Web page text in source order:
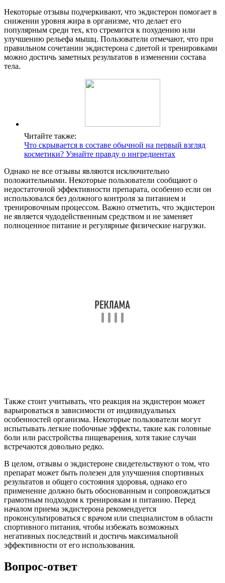
Некоторые отзывы подчеркивают, что экдистерон помогает в
снижении уровня жира в организме, что делает его
популярным среди тех, кто стремится к похудению или
улучшению рельефа мышц. Пользователи отмечают, что при
правильном сочетании экдистерона с диетой и тренировками
можно достичь заметных результатов в изменении состава
тела.
Читайте также:
Что скрывается в составе обычной на первый взгляд
косметики? Узнайте правду о ингредиентах
Однако не все отзывы являются исключительно
положительными. Некоторые пользователи сообщают о
недостаточной эффективности препарата, особенно если он
использовался без должного контроля за питанием и
тренировочным процессом. Важно отметить, что экдистерон
не является чудодейственным средством и не заменяет
полноценное питание и регулярные физические нагрузки.
Также стоит учитывать, что реакция на экдистерон может
варьироваться в зависимости от индивидуальных
особенностей организма. Некоторые пользователи могут
испытывать легкие побочные эффекты, такие как головные
боли или расстройства пищеварения, хотя такие случаи
встречаются довольно редко.
В целом, отзывы о экдистероне свидетельствуют о том, что
препарат может быть полезен для улучшения спортивных
результатов и общего состояния здоровья, однако его
применение должно быть обоснованным и сопровождаться
грамотным подходом к тренировкам и питанию. Перед
началом приема экдистерона рекомендуется
проконсультироваться с врачом или специалистом в области
спортивного питания, чтобы избежать возможных
негативных последствий и достичь максимальной
эффективности от его использования.
Вопрос-ответ